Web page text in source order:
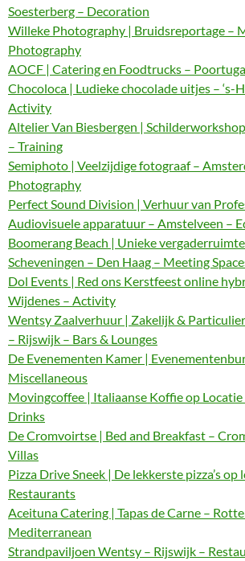
Soesterberg – Decoration
Willeke Photography | Bruidsreportage –
Photography
AOCF | Catering en Foodtrucks –
Chocoloca | Ludieke chocolade uitjes – ‘s-
Activity
Altelier Van Biesbergen |
– Training
Semiphoto | Veelzijdige fotograaf –
Photography
Perfect Sound Division | Verhuur van
Audiovisuele apparatuur – Amstelveen –
Boomerang Beach | Unieke
Scheveningen – Den Haag – Meeting
Dol Events | Red ons Kerstfeest online
Wijdenes – Activity
Wentsy Zaalverhuur | Zakelijk &
– Rijswijk – Bars & Lounges
De Evenementen Kamer |
Miscellaneous
Movingcoffee | Italiaanse Koffie op Locatie
Drinks
De Cromvoirtse | Bed and Breakfast –
Villas
Pizza Drive Sneek | De lekkerste pizza’s op
Restaurants
Aceituna Catering | Tapas de Carne –
Mediterranean
Strandpaviljoen Wentsy – Rijswijk –